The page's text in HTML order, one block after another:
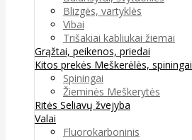
Blizgės, vartyklės
Vibai
Trišakiai kabliukai žiemai
Grąžtai, peikenos, priedai
Kitos prekės Meškerėlės, spiningai
Spiningai
Žieminės Meškerytės
Ritės Seliavų žvejyba
Valai
Fluorokarboninis